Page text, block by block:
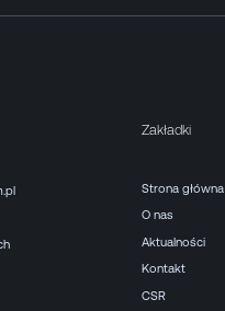
Zakładki
Strona główna
O nas
Aktualności
Kontakt
CSR